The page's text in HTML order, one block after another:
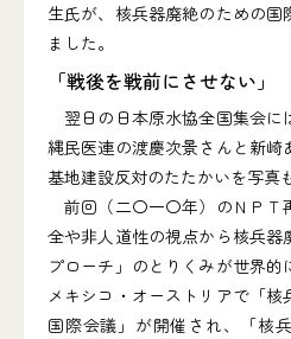
生氏が、核兵器廃絶のための国
ました。
「戦後を戦前にさせない」
翌日の日本原水協全国集会に
縄民医連の渡慶次景さんと新
基地建設反対のたたかいを写真
前回（二〇一〇年）のＮＰＴ
全や非人道性の視点から核兵器
プローチ」のとりくみが世界的
メキシコ・オーストリアで「核
国際会議」が開催され、「核